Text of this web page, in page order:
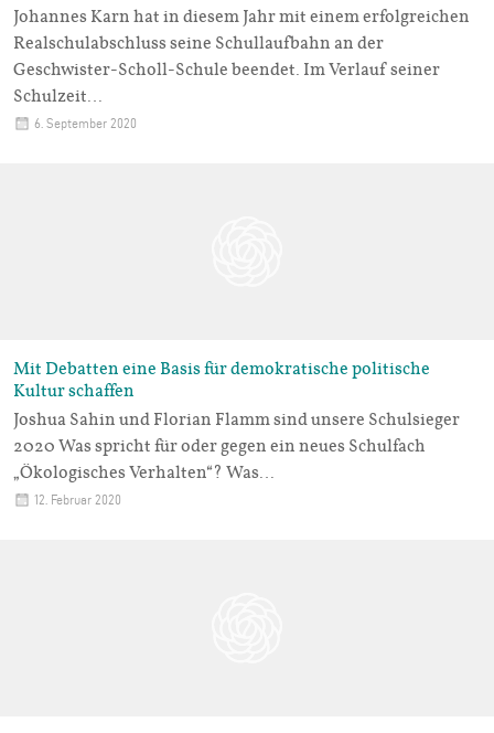
Johannes Karn hat in diesem Jahr mit einem erfolgreichen
Realschulabschluss seine Schullaufbahn an der
Geschwister-Scholl-Schule beendet. Im Verlauf seiner
Schulzeit…
6. September 2020
Mit Debatten eine Basis für demokratische politische
Kultur schaffen
Joshua Sahin und Florian Flamm sind unsere Schulsieger
2020 Was spricht für oder gegen ein neues Schulfach
„Ökologisches Verhalten“? Was…
12. Februar 2020